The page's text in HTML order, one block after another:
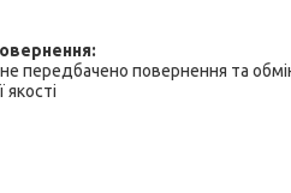
передбачено повернення та